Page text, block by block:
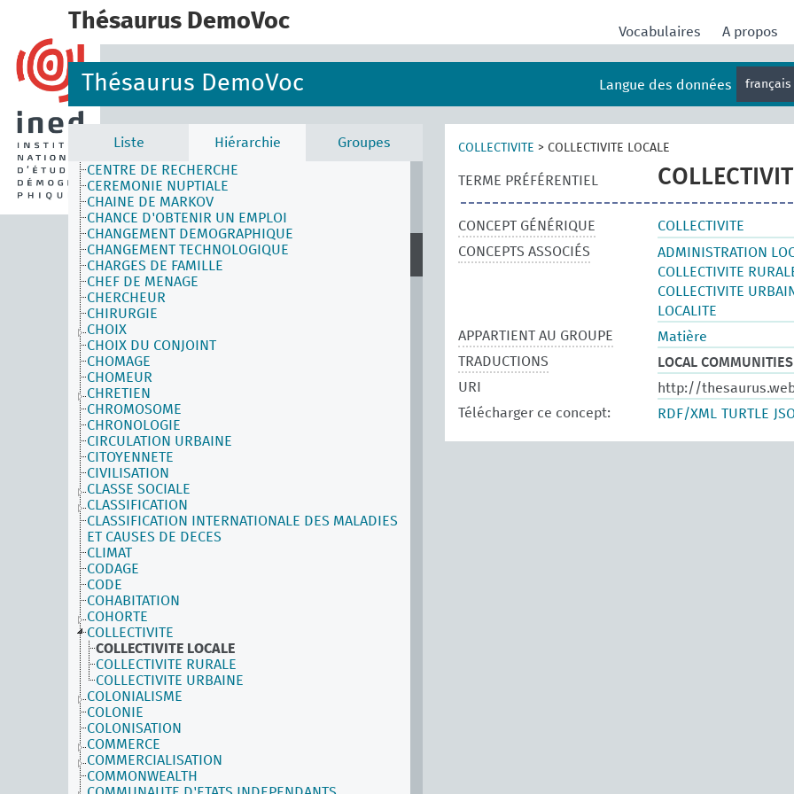
Thésaurus DemoVoc Vocabulaires A propos
Thésaurus DemoVoc Langue des données français
Liste Hiérarchie Groupes
CARRIERE
CARTE GEOGRAPHIQUE
CARTOGRAPHIE
CATALOGUE
CATASTROPHE
CATEGORIE SOCIO-PROFESSIONNELLE
CAUSE DE DECES
CELIBAT
CENTRE DE RECHERCHE
CEREMONIE NUPTIALE
CHAINE DE MARKOV
CHANCE D'OBTENIR UN EMPLOI
CHANGEMENT DEMOGRAPHIQUE
CHANGEMENT TECHNOLOGIQUE
CHARGES DE FAMILLE
CHEF DE MENAGE
CHERCHEUR
CHIRURGIE
CHOIX
CHOIX DU CONJOINT
CHOMAGE
CHOMEUR
CHRETIEN
CHROMOSOME
CHRONOLOGIE
CIRCULATION URBAINE
CITOYENNETE
CIVILISATION
CLASSE SOCIALE
CLASSIFICATION
CLASSIFICATION INTERNATIONALE DES MALADIES
ET CAUSES DE DECES
CLIMAT
CODAGE
CODE
COHABITATION
COHORTE
COLLECTIVITE
COLLECTIVITE LOCALE
COLLECTIVITE RURALE
COLLECTIVITE URBAINE
COLONIALISME
COLONIE
COLONISATION
COMMERCE
COMMERCIALISATION
COMMONWEALTH
COLLECTIVITE > COLLECTIVITE LOCALE
TERME PRÉFÉRENTIEL
CONCEPT GÉNÉRIQUE
COLLECTIVITE
CONCEPTS ASSOCIÉS
ADMINISTRATION
COLLECTIVITE
COLLECTIVITE
LOCALITE
APPARTIENT AU GROUPE
Matière
TRADUCTIONS
LOCAL COMMUNITIES
URI
http://
Télécharger ce concept:
RDF/XML TURTLE